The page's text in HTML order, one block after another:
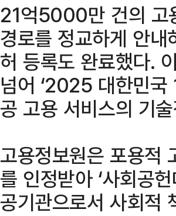
21억5000만 건의 고
경로를 정교하게 안
허 등록도 완료했다.
넘어 ‘2025 대한민국
공 고용 서비스의 기
고용정보원은 포용적
를 인정받아 ‘사회공
공기관으로서 사회적